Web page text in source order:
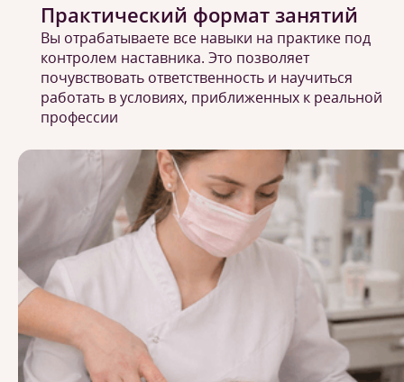
Практический формат занятий
Вы отрабатываете все навыки на практике под
контролем наставника. Это позволяет
почувствовать ответственность и научиться
работать в условиях, приближенных к реальной
профессии